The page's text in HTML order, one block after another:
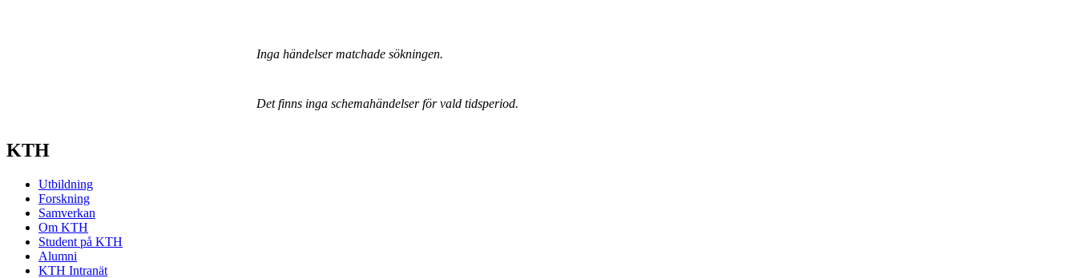
Inga händelser matchade sökningen.
Det finns inga schemahändelser för vald tidsperiod.
KTH
Utbildning
Forskning
Samverkan
Om KTH
Student på KTH
Alumni
KTH Intranät